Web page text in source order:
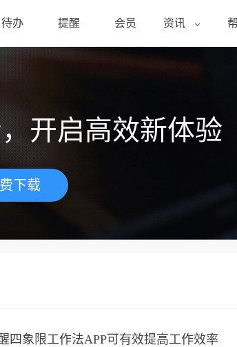
待办 提醒 会员 资讯
开启高效新体验
下载
四象限工作法APP可有效提高工作效率